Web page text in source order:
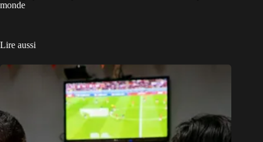
monde
Lire aussi